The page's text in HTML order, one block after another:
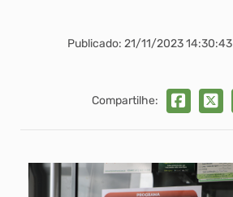
Publicado: 21/11/2023 14:30:43
Compartilhe: